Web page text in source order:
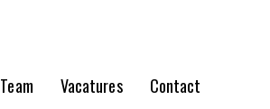
Team Vacatures Contact